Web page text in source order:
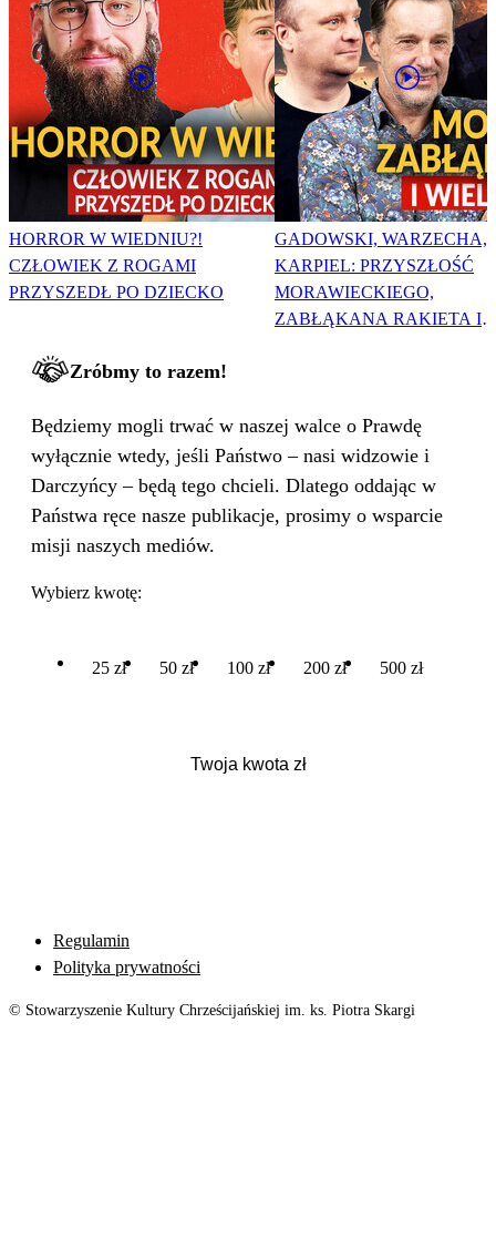
HORROR W WIEDNIU?!
CZŁOWIEK Z ROGAMI
PRZYSZEDŁ PO DZIECKO
GADOWSKI, WARZECHA,
KARPIEL: PRZYSZŁOŚĆ
MORAWIECKIEGO,
ZABŁĄKANA RAKIETA I
Zróbmy to razem!
Będziemy mogli trwać w naszej walce o Prawdę
wyłącznie wtedy, jeśli Państwo – nasi widzowie i
Darczyńcy – będą tego chcieli. Dlatego oddając w
Państwa ręce nasze publikacje, prosimy o wsparcie
misji naszych mediów.
Wybierz kwotę:
25 zł 50 zł 100 zł 200 zł 500 zł
Regulamin
Polityka prywatności
© Stowarzyszenie Kultury Chrześcijańskiej im. ks. Piotra Skargi